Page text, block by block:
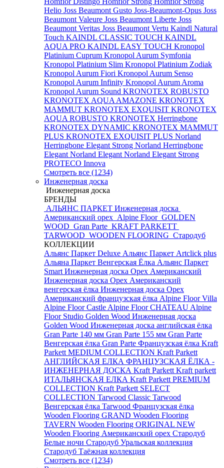
Helio Joss Beaumont Gusto Joss-Beaumont-Opus Joss
Beaumont Valeure Joss Beaumont Liberte Joss
Beaumont Veritas Joss Beaumont Vertu Kaindl Natural
Touch KAINDL CLASSIC TOUCH KAINDL
AQUA PRO KAINDL EASY TOUCH Kronopol
Platinium Cuprum Kronopol Aurum Symfonia
Kronopol Platinium Slim Kronopol Platinium Zodiak
Kronopol Aurum Fiori Kronopol Aurum Senso
Kronopol Aurum Infinity Kronopol Aurum Aroma
Kronopol Aurum Sound KRONOTEX ROBUSTO
KRONOTEX AQUA AMAZONE KRONOTEX
MAMMUT KRONOTEX EXQUISIT KRONOTEX
AQUA ROBUSTO KRONOTEX Herringbone
KRONOTEX DYNAMIC KRONOTEX MAMMUT
PLUS KRONOTEX EXQUISIT PLUS Norland
Herringbone Elegant Strong Norland Herringbone
Elegant Norland Elegant Norland Elegant Strong
PROTECO Innova
Смотреть все (1234)
Инженерная доска
Инженерная доска
БРЕНДЫ
АЛЬЯНС ПАРКЕТ Инженерная доска
Американский орех Alpine Floor GOLDEN
WOOD Gran Parte KRAFT PARKETT
TARWOOD WOODEN FLOORING Стародуб
КОЛЛЕКЦИИ
Альянс Паркет Deluxe Альянс Паркет Artclick plus
Альяна Паркет Венгерская Ёлка Альянс Паркет
Smart Инженерная доска Орех Американский
Инженерная доска Орех Американский
венгерская ёлка Инженерная доска Орех
Американский французская ёлка Alpine Floor Villa
Alpine Floor Castle Alpine Floor CHATEAU Alpine
Floor Studio Golden Wood Инженерная доска
Golden Wood Инженерная доска английская ёлка
Gran Parte 140 мм Gran Parte 155 мм Gran Parte
Венгерская ёлка Gran Parte Французская ёлка Kraft
Parkett MEDIUM COLLECTION Kraft Parkett
АНГЛИЙСКАЯ ЕЛКА ФРАНЦУЗСКАЯ ЁЛКА -
ИНЖЕНЕРНАЯ ДОСКА Kraft Parkett Kraft parkett
ИТАЛЬЯНСКАЯ ЕЛКА Kraft Parkett PREMIUM
COLLECTION Kraft Parkett SELECT
COLLECTION Tarwood Classic Tarwood
Венгерская ёлка Tarwood Французская ёлка
Wooden Flooring GRAND Wooden Flooring
TAVERN Wooden Flooring ORIGINAL NEW
Wooden Flooring Американский орех Стародуб
Белые ночи Стародуб Уральская коллекция
Стародуб Таёжная коллекция
Смотреть все (1234)